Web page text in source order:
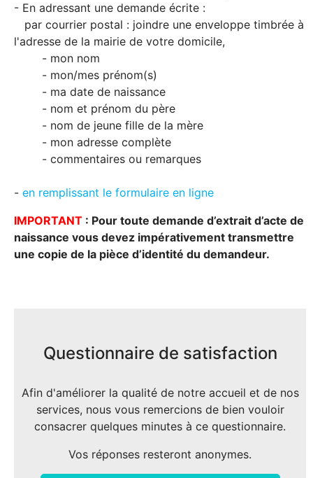
- En adressant une demande écrite :
par courrier postal : joindre une enveloppe timbrée à
l'adresse de la mairie de votre domicile,
- mon nom
- mon/mes prénom(s)
- ma date de naissance
- nom et prénom du père
- nom de jeune fille de la mère
- mon adresse complète
- commentaires ou remarques
- en remplissant le formulaire en ligne
IMPORTANT : Pour toute demande d’extrait d’acte de
naissance vous devez impérativement transmettre
une copie de la pièce d’identité du demandeur.
Questionnaire de satisfaction
Afin d'améliorer la qualité de notre accueil et de nos
services, nous vous remercions de bien vouloir
consacrer quelques minutes à ce questionnaire.
Vos réponses resteront anonymes.